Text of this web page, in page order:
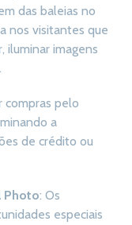
das baleias no
nos visitantes que
iluminar imagens
compras pelo
a
de crédito ou
Photo: Os
especiais